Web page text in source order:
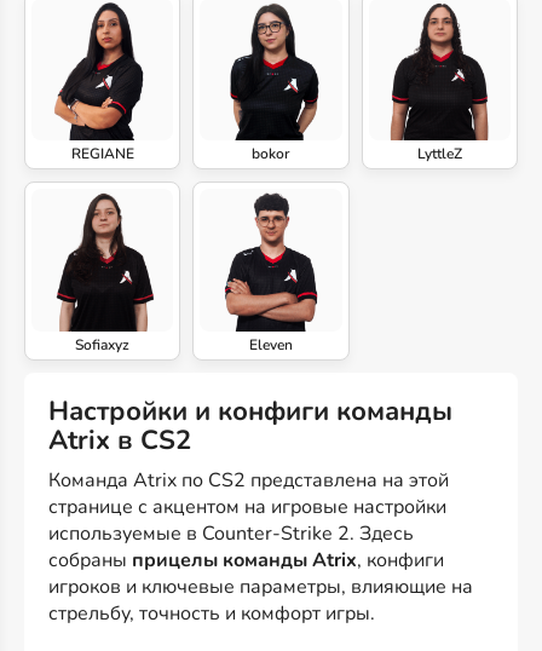
REGIANE bokor LyttleZ
Sofiaxyz Eleven
Настройки и конфиги команды
Atrix в CS2
Команда Atrix по CS2 представлена на этой
странице с акцентом на игровые настройки
используемые в Counter-Strike 2. Здесь
собраны прицелы команды Atrix, конфиги
игроков и ключевые параметры, влияющие на
стрельбу, точность и комфорт игры.